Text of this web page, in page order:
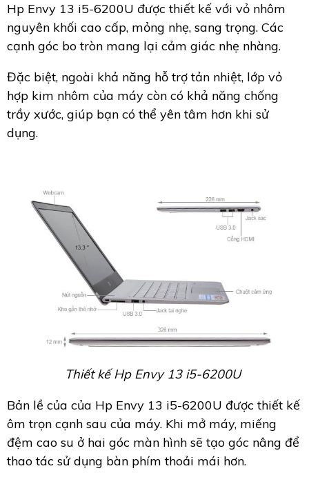
Hp Envy 13 i5-6200U được thiết kế với vỏ nhôm
nguyên khối cao cấp, mỏng nhẹ, sang trọng. Các
cạnh góc bo tròn mang lại cảm giác nhẹ nhàng.
Đặc biệt, ngoài khả năng hỗ trợ tản nhiệt, lớp vỏ
hợp kim nhôm của máy còn có khả năng chống
trầy xước, giúp bạn có thể yên tâm hơn khi sử
dụng.
Thiết kế Hp Envy 13 i5-6200U
Bản lề của của Hp Envy 13 i5-6200U được thiết kế
ôm trọn cạnh sau của máy. Khi mở máy, miếng
đệm cao su ở hai góc màn hình sẽ tạo góc nâng để
thao tác sử dụng bàn phím thoải mái hơn.